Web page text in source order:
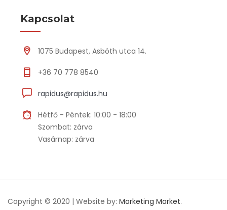
Kapcsolat
1075 Budapest, Asbóth utca 14.
+36 70 778 8540
rapidus@rapidus.hu
Hétfő - Péntek: 10:00 - 18:00
Szombat: zárva
Vasárnap: zárva
Copyright © 2020 | Website by: Marketing Market.